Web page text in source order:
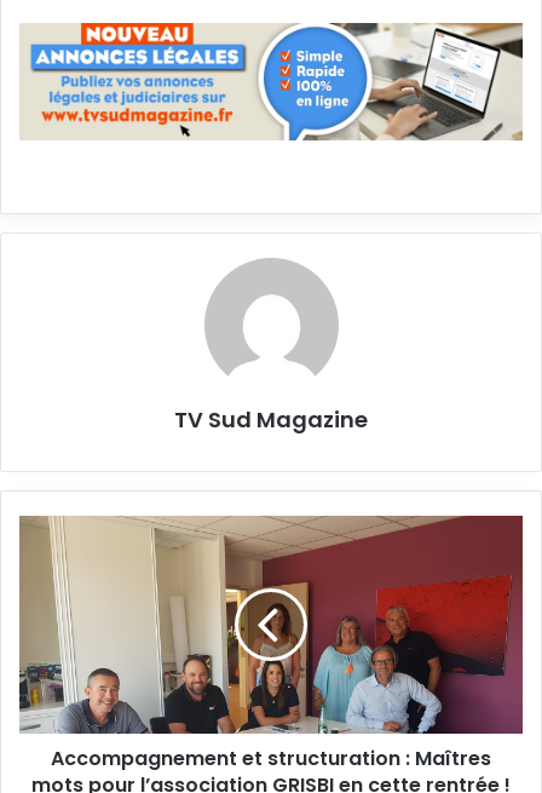
TV Sud Magazine
Accompagnement
structuration :
Maîtres
l’association
GRISBI
en
cette
rentrée !
Accompagnement et structuration : Maîtres
mots pour l’association GRISBI en cette rentrée !